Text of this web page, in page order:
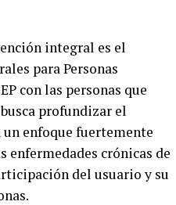
integral es el
para Personas
con las personas que
profundizar el
enfoque fuertemente
crónicas de
del usuario y su